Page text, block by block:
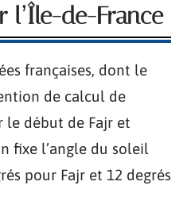
l’Île-de-France
françaises, dont le
de calcul de
le début de Fajr et
fixe l’angle du soleil
pour Fajr et 12 degrés